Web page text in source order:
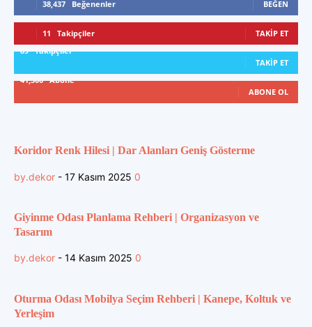
38,437 Beğenenler BEĞEN
11 Takipçiler
TAKIP ET
89 Takipçiler
TAKIP ET
41,300 Abone
ABONE OL
Koridor Renk Hilesi | Dar Alanları Geniş Gösterme
by.dekor - 17 Kasım 2025 0
Giyinme Odası Planlama Rehberi | Organizasyon ve
Tasarım
by.dekor - 14 Kasım 2025 0
Oturma Odası Mobilya Seçim Rehberi | Kanepe, Koltuk ve
Yerleşim